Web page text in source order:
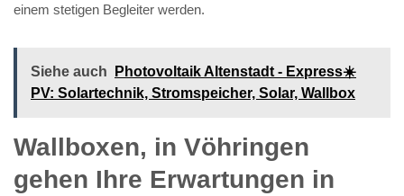
einem stetigen Begleiter werden.
Siehe auch
Photovoltaik Altenstadt - Express☀️
PV️: Solartechnik, Stromspeicher, Solar, Wallbox
Wallboxen, in Vöhringen
gehen Ihre Erwartungen in